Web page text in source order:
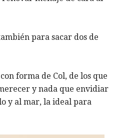
para sacar dos de
forma de Col, de los que
y nada que envidiar
y al mar, la ideal para